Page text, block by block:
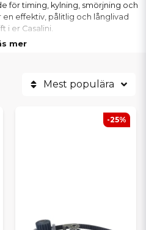
för timing, kylning, smörjning och
effektiv, pålitlig och långlivad
i er Casalini.
mer
Mest populära
-25%